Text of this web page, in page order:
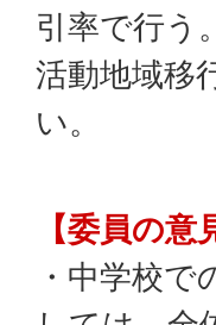
引率で行う
活動地域移
い。
【委員の意
・中学校